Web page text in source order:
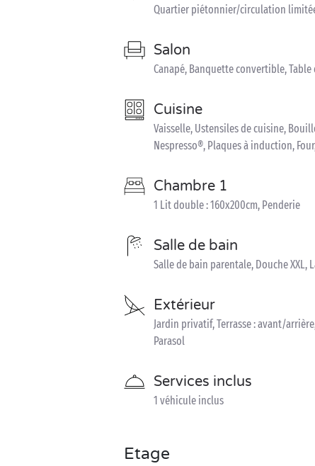
Quartier piétonnier/circulation
Salon
Canapé, Banquette convertible,
Cuisine
Vaisselle, Ustensiles de cuisine,
Nespresso®, Plaques à induction,
Chambre 1
1 Lit double : 160x200cm, Penderie
Salle de bain
Salle de bain parentale, Douche XXL,
Extérieur
Jardin privatif, Terrasse : avant/
Parasol
Services inclus
1 véhicule inclus
Etage